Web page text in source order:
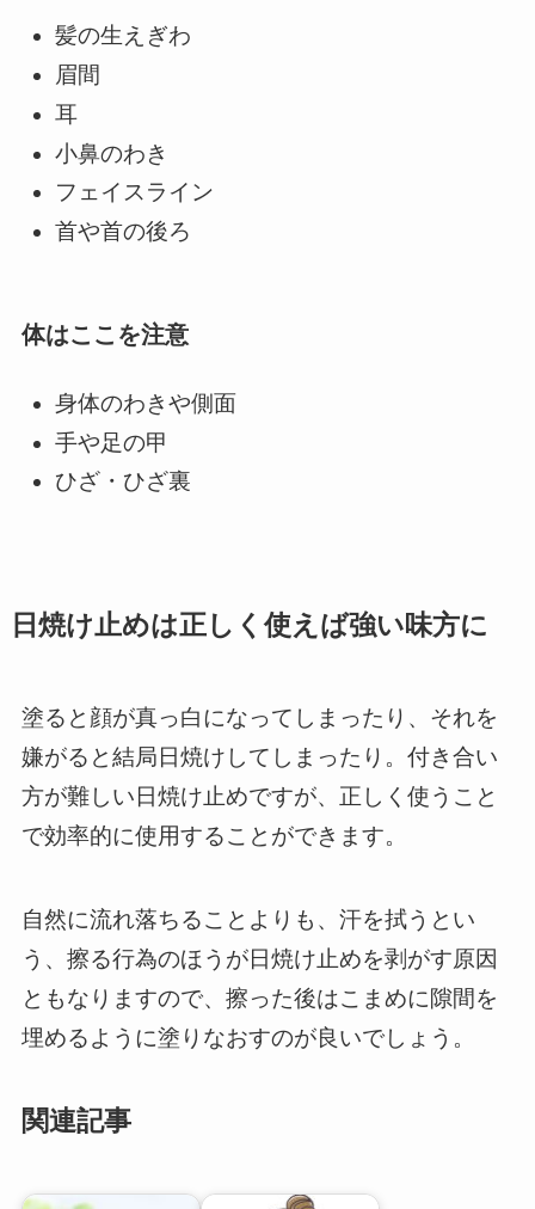
髪の生えぎわ
眉間
耳
小鼻のわき
フェイスライン
首や首の後ろ
体はここを注意
身体のわきや側面
手や足の甲
ひざ・ひざ裏
日焼け止めは正しく使えば強い味方に
塗ると顔が真っ白になってしまったり、それを
嫌がると結局日焼けしてしまったり。付き合い
方が難しい日焼け止めですが、正しく使うこと
で効率的に使用することができます。
自然に流れ落ちることよりも、汗を拭うとい
う、擦る行為のほうが日焼け止めを剥がす原因
ともなりますので、擦った後はこまめに隙間を
埋めるように塗りなおすのが良いでしょう。
関連記事